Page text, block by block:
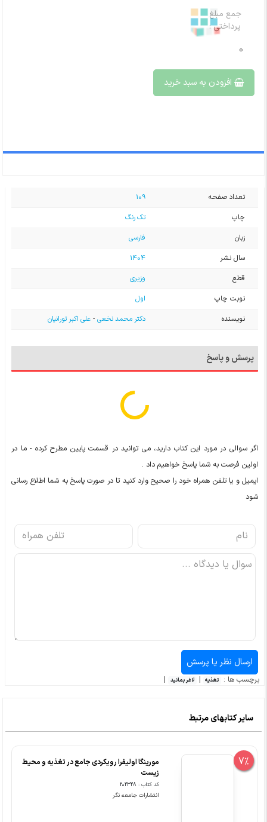
جمع مبلغ
پرداختی :
0
افزودن به سبد خرید
تعداد صفحه
109
چاپ
تک رنگ
زبان
فارسی
سال نشر
1404
قطع
وزیری
نوبت چاپ
اول
نویسنده
دکتر محمد نخعی- علی اکبر تورانیان
پرسش و پاسخ
اگر سوالی در مورد این کتاب دارید، می توانید در قسمت پایین مطرح کرده - ما در
اولین فرصت به شما پاسخ خواهیم داد .
ایمیل و یا تلفن همراه خود را صحیح وارد کنید تا در صورت پاسخ به شما اطلاع رسانی
شود
برچسب ها : تغذیه | لاغر بمانید |
سایر کتابهای مرتبط
7%
مورینگا اولیفرا رویکردی جامع در تغذیه و محیط
زیست
کد کتاب : 202328
انتشارات جامعه نگر